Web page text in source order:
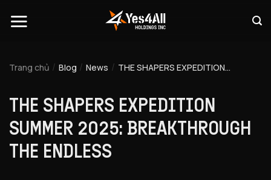
đến
Trang chủ / Blog / News / THE SHAPERS EXPEDITION
THE SHAPERS EXPEDITION
SUMMER 2025: BREAKTHROUGH
THE ENDLESS